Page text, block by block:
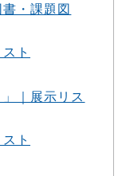
・課題図
ト
｜展示リス
ト